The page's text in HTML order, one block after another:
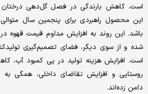
است. کاهش بارندگی در فصل گل‌‌دهی
این محصول راهبردی برای پنجمین سال
باشد. این روند به افزایش مداوم قیمت قهوه در
شده و از سوی دیگر، فضای تصمیم‌گیری
است. افزایش هزینه تولید در پی کمبود آب،
روستایی و افزایش تقاضای داخلی، همگی
دامن زده‌‌اند.